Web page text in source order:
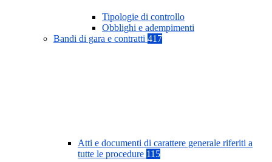
Tipologie di controllo
Obblighi e adempimenti
Bandi di gara e contratti 417
Atti e documenti di carattere generale riferiti a
tutte le procedure 115